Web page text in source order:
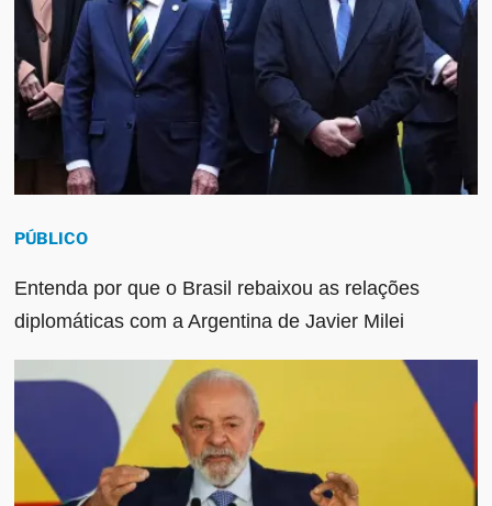
PÚBLICO
Entenda por que o Brasil rebaixou as relações
diplomáticas com a Argentina de Javier Milei